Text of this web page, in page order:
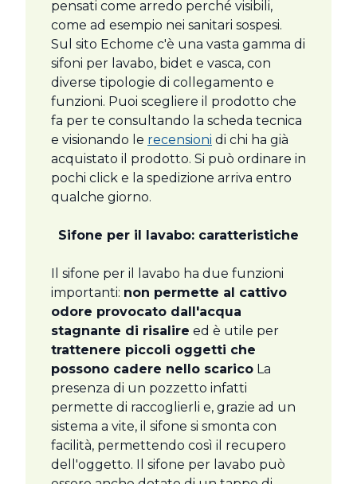
pensati come arredo perché visibili,
come ad esempio nei sanitari sospesi.
Sul sito Echome c'è una vasta gamma di
sifoni per lavabo, bidet e vasca, con
diverse tipologie di collegamento e
funzioni. Puoi scegliere il prodotto che
fa per te consultando la scheda tecnica
e visionando le recensioni di chi ha già
acquistato il prodotto. Si può ordinare in
pochi click e la spedizione arriva entro
qualche giorno.
Sifone per il lavabo: caratteristiche
Il sifone per il lavabo ha due funzioni
importanti: non permette al cattivo
odore provocato dall'acqua
stagnante di risalire ed è utile per
trattenere piccoli oggetti che
possono cadere nello scarico La
presenza di un pozzetto infatti
permette di raccoglierli e, grazie ad un
sistema a vite, il sifone si smonta con
facilità, permettendo così il recupero
dell'oggetto. Il sifone per lavabo può